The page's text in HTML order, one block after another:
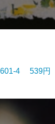
4 539円